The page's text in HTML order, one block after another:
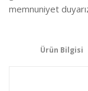
memnuniyet
Ürün Bilgisi